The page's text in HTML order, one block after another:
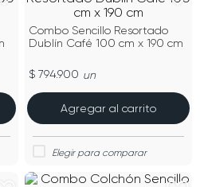
Combo Sencillo Resortado
Dublín Café 100 cm x 190 cm
$ 794.900 un
Agregar al carrito